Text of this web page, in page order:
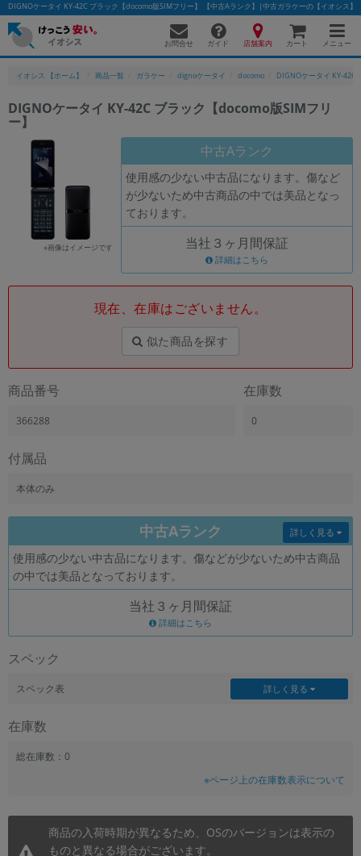
DIGNOケータイ KY-42C ブラック【docomo版SIMフリー】 【中古Aランク】|中古ガラケーの【イオシス】
お問合せ ガイド 店舗案内 カート メニュー
イオシス 【ホーム】 商品一覧 ガラケー dignoケータイ docomo DIGNOケータイ KY-42C
DIGNOケータイ KY-42C ブラック【docomo版SIMフリ
ー】
※画像はイメージです
中古Aランク
使用感の少ない中古品になります。傷など
が少ないため中古商品の中では美品となっ
ております。
当社３ヶ月間保証
詳細はこちら
現在、在庫はございません。
似た商品を探す
商品番号
366288
在庫数
0
付属品
本体のみ
中古Aランク
使用感の少ない中古品になります。傷などが少ないため中古商品
の中では美品となっております。
詳しく見る
当社３ヶ月間保証
詳細はこちら
スペック
スペック表 詳しく見る
在庫数
総在庫数：0
※ページ上の在庫数表示について
商品の入荷時期が異なるため、OSのバージョンは表示の
ものと異なる場合がございます。
フリーワード
除外ワード
人気の検索ワード： Let's note
「スマートフォン」「タブレット」など
メーカー
「Apple」「SONY」「SHARP」など
機能・特徴
ランク
商品状態の絞り込み
「新品」「未使用」「中古」など
CPUの絞り込み
OS
OSの絞り込み
モニタサイズ